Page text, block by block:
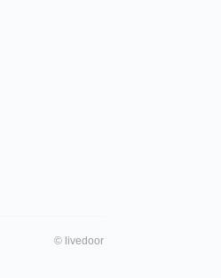
© livedoor